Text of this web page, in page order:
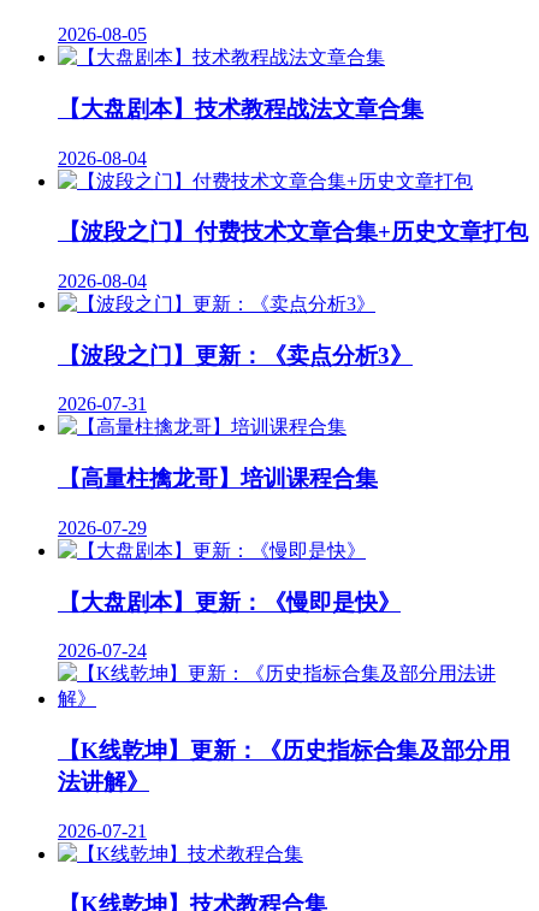
2026-08-05
【大盘剧本】技术教程战法文章合集
2026-08-04
【波段之门】付费技术文章合集+历史文章打包
2026-08-04
【波段之门】更新：《卖点分析3》
2026-07-31
【高量柱擒龙哥】培训课程合集
2026-07-29
【大盘剧本】更新：《慢即是快》
2026-07-24
【K线乾坤】更新：《历史指标合集及部分用
法讲解》
2026-07-21
【K线乾坤】技术教程合集